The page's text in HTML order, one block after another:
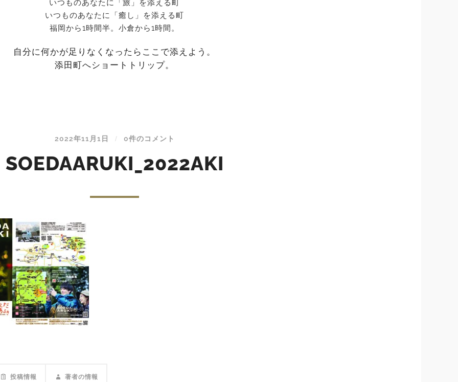
いつものあなたに「旅」を添える町
いつものあなたに「癒し」を添える町
福岡から1時間半。小倉から1時間。
自分に何かが足りなくなったらここで添えよう。
添田町へショートトリップ。
2022年11月1日 / 0件のコメント
SOEDAARUKI_2022AKI
投稿情報 著者の情報